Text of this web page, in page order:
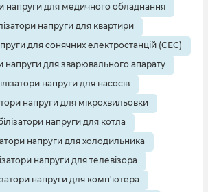
напруги для медичного обладнання
напруги для квартири
для сонячних електростанцій (СЕС)
напруги для зварювального апарату
напруги для насосів
напруги для мікрохвильовки
напруги для котла
напруги для холодильника
напруги для телевізора
напруги для комп'ютера